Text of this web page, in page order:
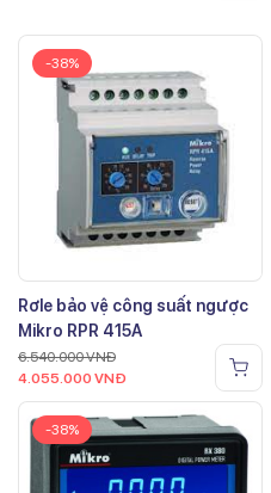
-38%
Rơle bảo vệ công suất ngược
Mikro RPR 415A
6.540.000VNĐ
4.055.000 VNĐ
-38%